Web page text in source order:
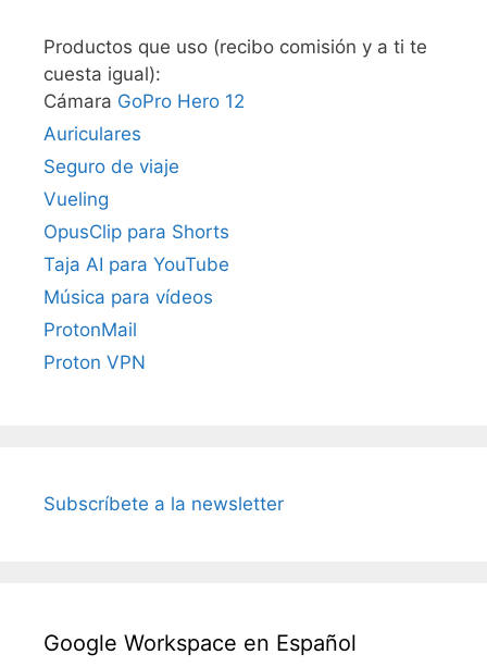
Productos que uso (recibo comisión y a ti te
cuesta igual):
Cámara GoPro Hero 12
Auriculares
Seguro de viaje
Vueling
OpusClip para Shorts
Taja AI para YouTube
Música para vídeos
ProtonMail
Proton VPN
Subscríbete a la newsletter
Google Workspace en Español